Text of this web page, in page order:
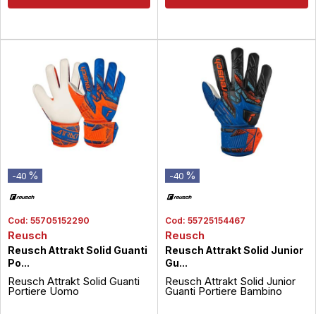
-40 %
Cod: 55705152290
Reusch
Reusch Attrakt Solid Guanti
Po...
Reusch Attrakt Solid Guanti
Portiere Uomo
-40 %
Cod: 55725154467
Reusch
Reusch Attrakt Solid Junior
Gu...
Reusch Attrakt Solid Junior
Guanti Portiere Bambino